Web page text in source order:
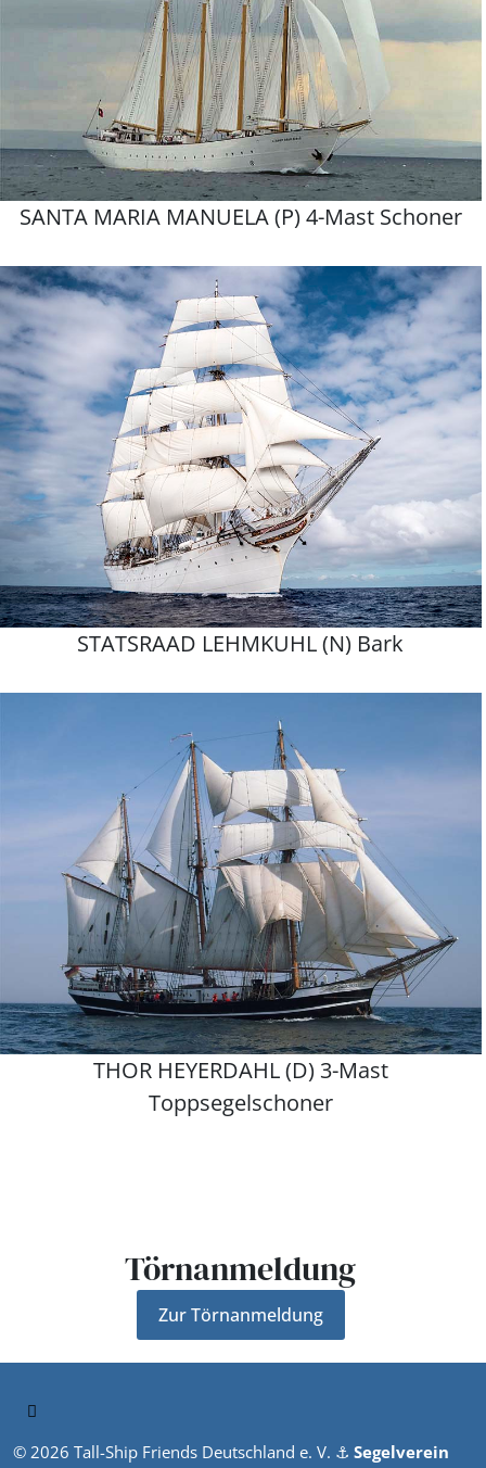
SANTA MARIA MANUELA (P) 4-Mast Schoner
STATSRAAD LEHMKUHL (N) Bark
THOR HEYERDAHL (D) 3-Mast
Toppsegelschoner
Törnanmeldung
Zur Törnanmeldung
© 2026 Tall-Ship Friends Deutschland e. V. ⚓︎ Segelverein